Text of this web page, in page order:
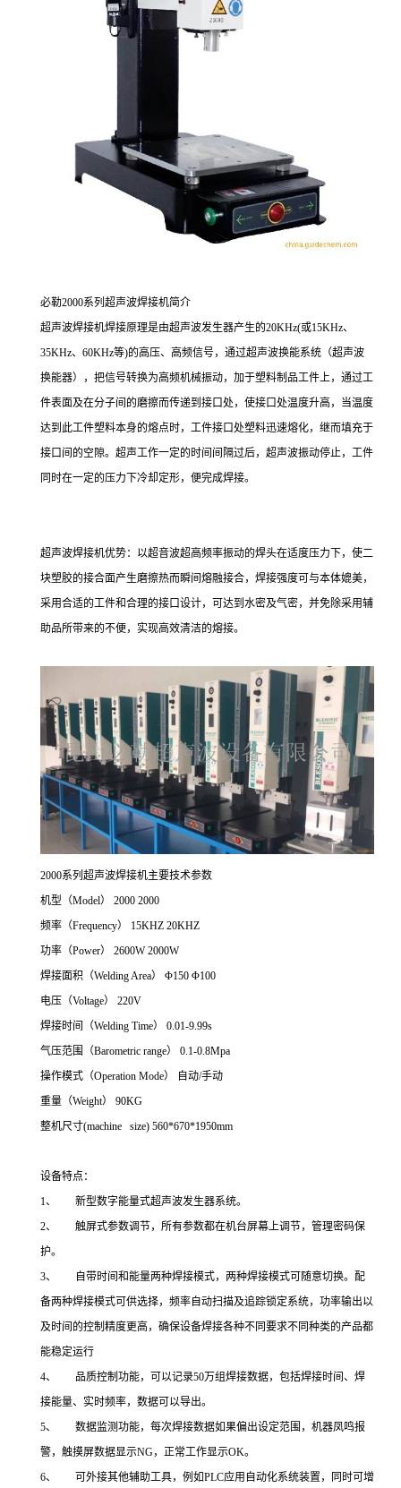
必勒2000系列超声波焊接机简介
超声波焊接机焊接原理是由超声波发生器产生的20KHz(或15KHz、
35KHz、60KHz等)的高压、高频信号，通过超声波换能系统（超声波
换能器），把信号转换为高频机械振动，加于塑料制品工件上，通过工
件表面及在分子间的磨擦而传递到接口处，使接口处温度升高，当温度
达到此工件塑料本身的熔点时，工件接口处塑料迅速熔化，继而填充于
接口间的空隙。超声工作一定的时间间隔过后，超声波振动停止，工件
同时在一定的压力下冷却定形，便完成焊接。
超声波焊接机优势：以超音波超高频率振动的焊头在适度压力下，使二
块塑胶的接合面产生磨擦热而瞬间熔融接合，焊接强度可与本体媲美，
采用合适的工件和合理的接口设计，可达到水密及气密，并免除采用辅
助品所带来的不便，实现高效清洁的熔接。
2000系列超声波焊接机主要技术参数
机型（Model） 2000 2000
频率（Frequency） 15KHZ 20KHZ
功率（Power） 2600W 2000W
焊接面积（Welding Area） Φ150 Φ100
电压（Voltage） 220V
焊接时间（Welding Time） 0.01-9.99s
气压范围（Barometric range） 0.1-0.8Mpa
操作模式（Operation Mode） 自动/手动
重量（Weight） 90KG
整机尺寸(machine size) 560*670*1950mm
设备特点：
1、 新型数字能量式超声波发生器系统。
2、 触屏式参数调节，所有参数都在机台屏幕上调节，管理密码保
护。
3、 自带时间和能量两种焊接模式，两种焊接模式可随意切换。配
备两种焊接模式可供选择，频率自动扫描及追踪锁定系统，功率输出以
及时间的控制精度更高，确保设备焊接各种不同要求不同种类的产品都
能稳定运行
4、 品质控制功能，可以记录50万组焊接数据，包括焊接时间、焊
接能量、实时频率，数据可以导出。
5、 数据监测功能，每次焊接数据如果偏出设定范围，机器凤鸣报
警，触摸屏数据显示NG，正常工作显示OK。
6、 可外接其他辅助工具，例如PLC应用自动化系统装置，同时可增